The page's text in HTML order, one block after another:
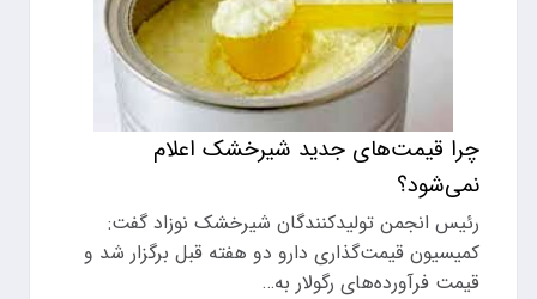
چرا قیمت‌های جدید شیرخشک اعلام
نمی‌شود؟
رئیس انجمن تولیدکنندگان شیرخشک نوزاد گفت:
کمیسیون قیمت‌گذاری دارو دو هفته قبل برگزار شد و
قیمت فرآورده‌های رگولار به…